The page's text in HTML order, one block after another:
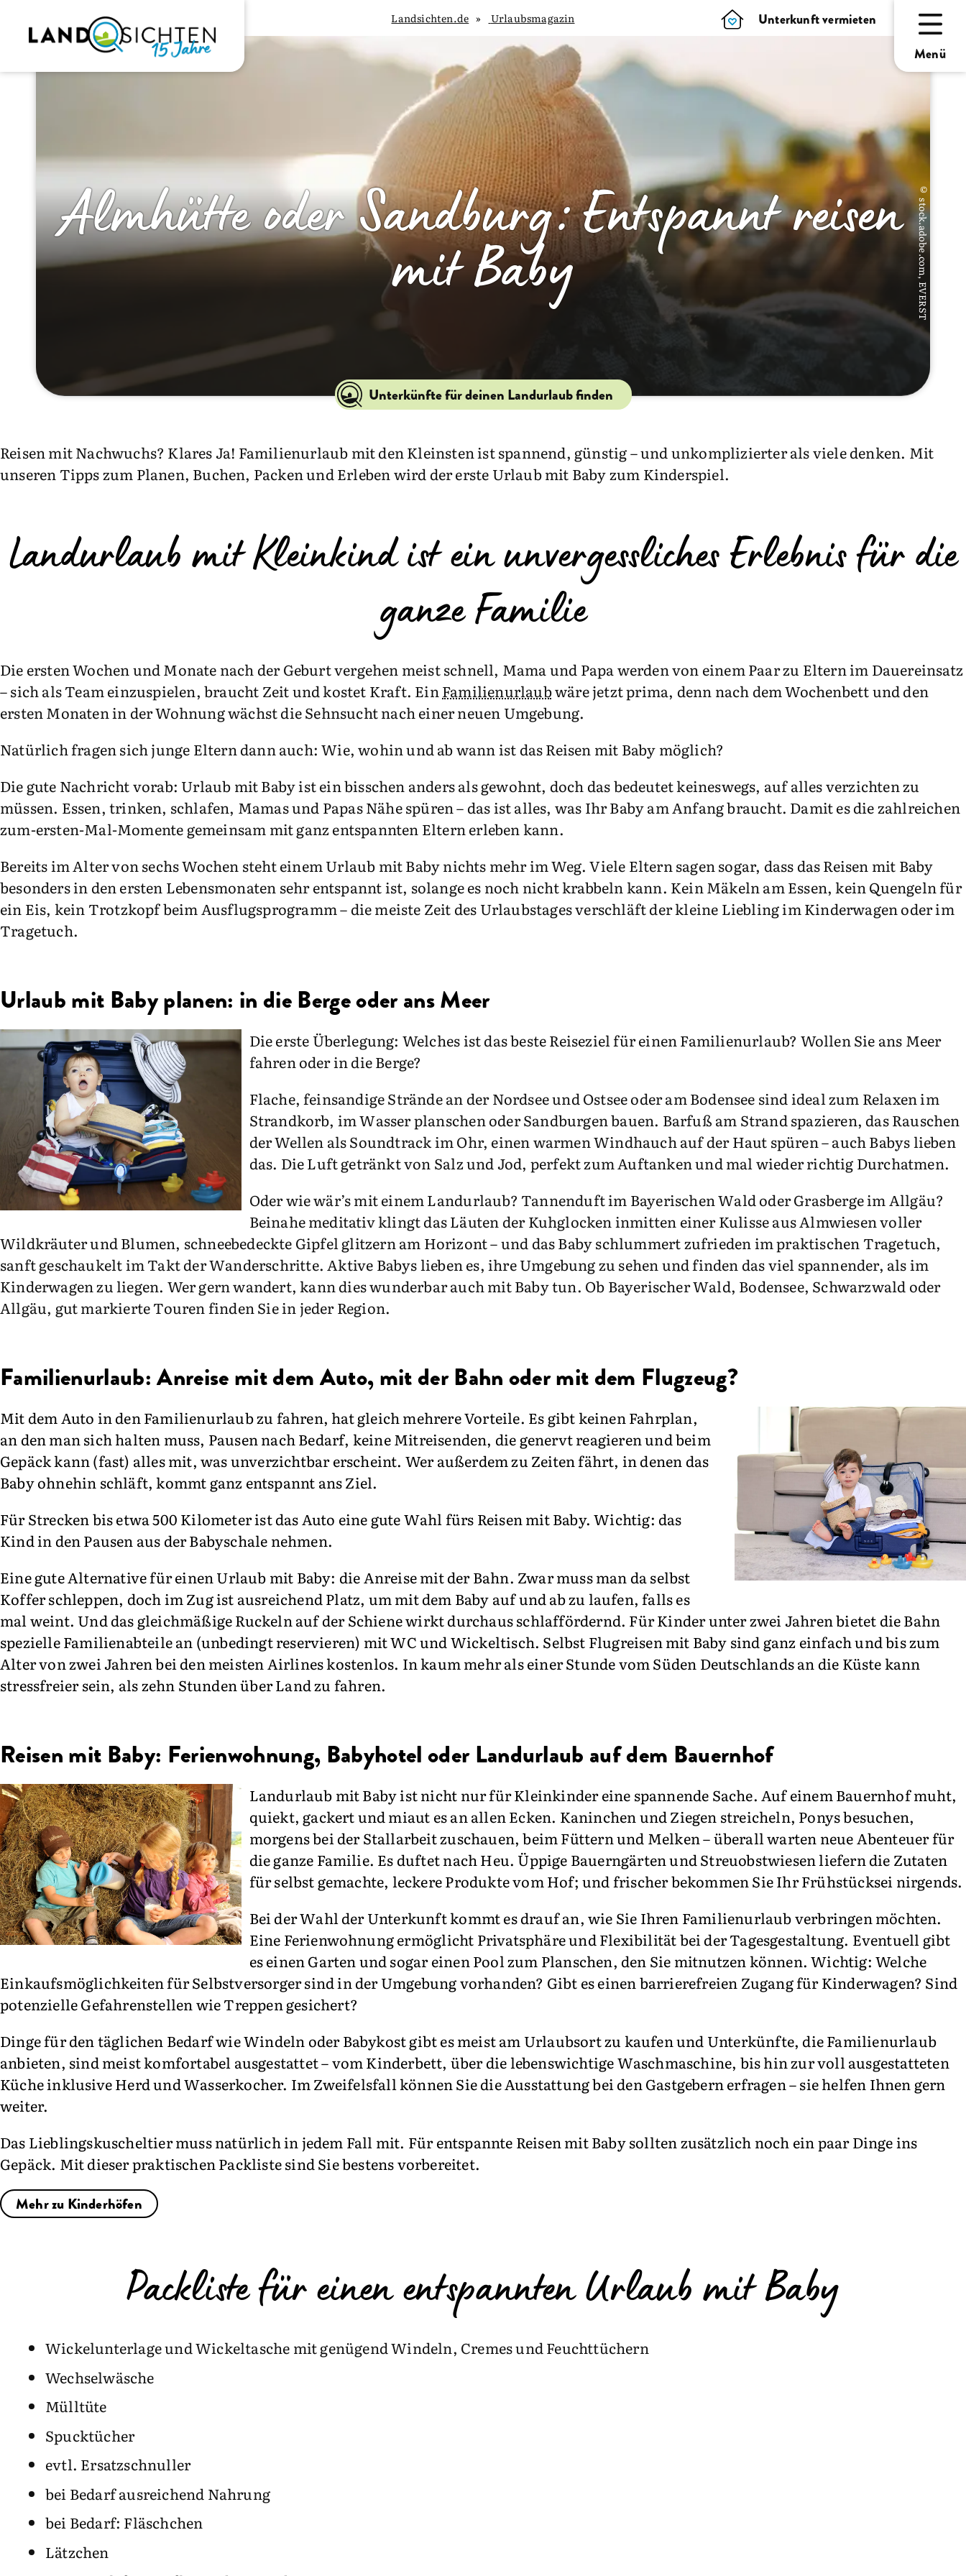
Urlaubsmagazin
Landsichten.de
Unterkunft vermieten
Menü
© stock.adobe.com, EVERST
Almhütte oder Sandburg: Entspannt reisen
mit Baby
Unterkünfte für deinen Landurlaub finden
Reisen mit Nachwuchs? Klares Ja! Familienurlaub mit den Kleinsten ist spannend, günstig – und unkomplizierter als viele denken. Mit
unseren Tipps zum Planen, Buchen, Packen und Erleben wird der erste Urlaub mit Baby zum Kinderspiel.
Landurlaub mit Kleinkind ist ein unvergessliches Erlebnis für die
ganze Familie
Die ersten Wochen und Monate nach der Geburt vergehen meist schnell, Mama und Papa werden von einem Paar zu Eltern im Dauereinsatz
– sich als Team einzuspielen, braucht Zeit und kostet Kraft. EinFamilienurlaubwäre jetzt prima, denn nach dem Wochenbett und den
ersten Monaten in der Wohnung wächst die Sehnsucht nach einer neuen Umgebung.
Natürlich fragen sich junge Eltern dann auch: Wie, wohin und ab wann ist das Reisen mit Baby möglich?
Die gute Nachricht vorab: Urlaub mit Baby ist ein bisschen anders als gewohnt, doch das bedeutet keineswegs, auf alles verzichten zu
müssen. Essen, trinken, schlafen, Mamas und Papas Nähe spüren – das ist alles, was Ihr Baby am Anfang braucht. Damit es die zahlreichen
zum-ersten-Mal-Momente gemeinsam mit ganz entspannten Eltern erleben kann.
Bereits im Alter von sechs Wochen steht einem Urlaub mit Baby nichts mehr im Weg. Viele Eltern sagen sogar, dass das Reisen mit Baby
besonders in den ersten Lebensmonaten sehr entspannt ist, solange es noch nicht krabbeln kann. Kein Mäkeln am Essen, kein Quengeln für
ein Eis, kein Trotzkopf beim Ausflugsprogramm – die meiste Zeit des Urlaubstages verschläft der kleine Liebling im Kinderwagen oder im
Tragetuch.
Urlaub mit Baby planen: in die Berge oder ans Meer
Die erste Überlegung: Welches ist das beste Reiseziel für einen Familienurlaub? Wollen Sie ans Meer
fahren oder in die Berge?
Flache, feinsandige Strände an der Nordsee und Ostsee oder am Bodensee sind ideal zum Relaxen im
Strandkorb, im Wasser planschen oder Sandburgen bauen. Barfuß am Strand spazieren, das Rauschen
der Wellen als Soundtrack im Ohr, einen warmen Windhauch auf der Haut spüren – auch Babys lieben
das. Die Luft getränkt von Salz und Jod, perfekt zum Auftanken und mal wieder richtig Durchatmen.
Oder wie wär’s mit einem Landurlaub? Tannenduft im Bayerischen Wald oder Grasberge im Allgäu?
Beinahe meditativ klingt das Läuten der Kuhglocken inmitten einer Kulisse aus Almwiesen voller
Wildkräuter und Blumen, schneebedeckte Gipfel glitzern am Horizont – und das Baby schlummert zufrieden im praktischen Tragetuch,
sanft geschaukelt im Takt der Wanderschritte. Aktive Babys lieben es, ihre Umgebung zu sehen und finden das viel spannender, als im
Kinderwagen zu liegen. Wer gern wandert, kann dies wunderbar auch mit Baby tun. Ob Bayerischer Wald, Bodensee, Schwarzwald oder
Allgäu, gut markierte Touren finden Sie in jeder Region.
Familienurlaub: Anreise mit dem Auto, mit der Bahn oder mit dem Flugzeug?
Mit dem Auto in den Familienurlaub zu fahren, hat gleich mehrere Vorteile. Es gibt keinen Fahrplan,
an den man sich halten muss, Pausen nach Bedarf, keine Mitreisenden, die genervt reagieren und beim
Gepäck kann (fast) alles mit, was unverzichtbar erscheint. Wer außerdem zu Zeiten fährt, in denen das
Baby ohnehin schläft, kommt ganz entspannt ans Ziel.
Für Strecken bis etwa 500 Kilometer ist das Auto eine gute Wahl fürs Reisen mit Baby. Wichtig: das
Kind in den Pausen aus der Babyschale nehmen.
Eine gute Alternative für einen Urlaub mit Baby: die Anreise mit der Bahn. Zwar muss man da selbst
Koffer schleppen, doch im Zug ist ausreichend Platz, um mit dem Baby auf und ab zu laufen, falls es
mal weint. Und das gleichmäßige Ruckeln auf der Schiene wirkt durchaus schlaffördernd. Für Kinder unter zwei Jahren bietet die Bahn
spezielle Familienabteile an (unbedingt reservieren) mit WC und Wickeltisch. Selbst Flugreisen mit Baby sind ganz einfach und bis zum
Alter von zwei Jahren bei den meisten Airlines kostenlos. In kaum mehr als einer Stunde vom Süden Deutschlands an die Küste kann
stressfreier sein, als zehn Stunden über Land zu fahren.
Reisen mit Baby: Ferienwohnung, Babyhotel oder Landurlaub auf dem Bauernhof
Landurlaub mit Baby ist nicht nur für Kleinkinder eine spannende Sache. Auf einem Bauernhof muht,
quiekt, gackert und miaut es an allen Ecken. Kaninchen und Ziegen streicheln, Ponys besuchen,
morgens bei der Stallarbeit zuschauen, beim Füttern und Melken – überall warten neue Abenteuer für
die ganze Familie. Es duftet nach Heu. Üppige Bauerngärten und Streuobstwiesen liefern die Zutaten
für selbst gemachte, leckere Produkte vom Hof; und frischer bekommen Sie Ihr Frühstücksei nirgends.
Bei der Wahl der Unterkunft kommt es drauf an, wie Sie Ihren Familienurlaub verbringen möchten.
Eine Ferienwohnung ermöglicht Privatsphäre und Flexibilität bei der Tagesgestaltung. Eventuell gibt
es einen Garten und sogar einen Pool zum Planschen, den Sie mitnutzen können. Wichtig: Welche
Einkaufsmöglichkeiten für Selbstversorger sind in der Umgebung vorhanden? Gibt es einen barrierefreien Zugang für Kinderwagen? Sind
potenzielle Gefahrenstellen wie Treppen gesichert?
Dinge für den täglichen Bedarf wie Windeln oder Babykost gibt es meist am Urlaubsort zu kaufen und Unterkünfte, die Familienurlaub
anbieten, sind meist komfortabel ausgestattet – vom Kinderbett, über die lebenswichtige Waschmaschine, bis hin zur voll ausgestatteten
Küche inklusive Herd und Wasserkocher. Im Zweifelsfall können Sie die Ausstattung bei den Gastgebern erfragen – sie helfen Ihnen gern
weiter.
Das Lieblingskuscheltier muss natürlich in jedem Fall mit. Für entspannte Reisen mit Baby sollten zusätzlich noch ein paar Dinge ins
Gepäck. Mit dieser praktischen Packliste sind Sie bestens vorbereitet.
Mehr zu Kinderhöfen
Packliste für einen entspannten Urlaub mit Baby
Wickelunterlage und Wickeltasche mit genügend Windeln, Cremes und Feuchttüchern
Wechselwäsche
Mülltüte
Spucktücher
evtl. Ersatzschnuller
bei Bedarf ausreichend Nahrung
bei Bedarf: Fläschchen
Lätzchen